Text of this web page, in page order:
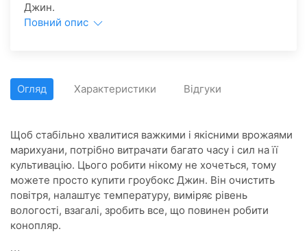
Джин.
Повний опис
Огляд Характеристики Відгуки
Щоб стабільно хвалитися важкими і якісними врожаями
марихуани, потрібно витрачати багато часу і сил на її
культивацію. Цього робити нікому не хочеться, тому
можете просто купити гроубокс Джин. Він очистить
повітря, налаштує температуру, виміряє рівень
вологості, взагалі, зробить все, що повинен робити
конопляр.